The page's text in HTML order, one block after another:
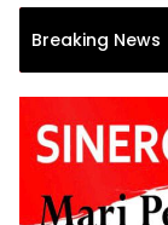
Breaking News
Pajak Lapak
Persen,
Penghasilan